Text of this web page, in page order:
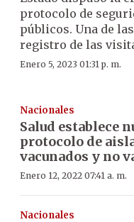
protocolo de
públicos. Una de
registro de las
Enero 5, 2023 01:31 p. m.
Nacionales
Salud establece
protocolo de
vacunados y no
Enero 12, 2022 07:41 a. m.
Nacionales